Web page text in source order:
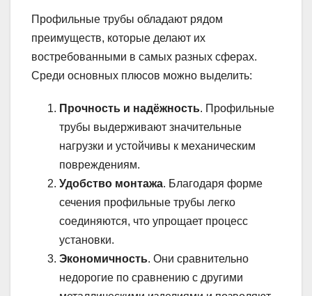
Профильные трубы обладают рядом
преимуществ, которые делают их
востребованными в самых разных сферах.
Среди основных плюсов можно выделить:
Прочность и надёжность. Профильные
трубы выдерживают значительные
нагрузки и устойчивы к механическим
повреждениям.
Удобство монтажа. Благодаря форме
сечения профильные трубы легко
соединяются, что упрощает процесс
установки.
Экономичность. Они сравнительно
недорогие по сравнению с другими